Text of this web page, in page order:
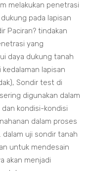
melakukan penetrasi
pada lapisan
Paciran? tindakan
yang
daya dukung tanah
lapisan
Sondir test di
digunakan dalam
kondisi-kondisi
dalam proses
uji sondir tanah
untuk mendesain
akan menjadi